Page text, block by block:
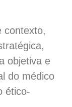
contexto,
objetiva e
do médico
ético-